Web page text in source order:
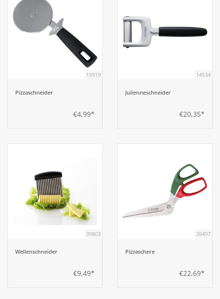
15919
Pizzaschneider
€4,99*
14534
Julienneschneider
€20,35*
39803
Wellenschneider
€9,49*
39497
Pizzaschere
€22,69*